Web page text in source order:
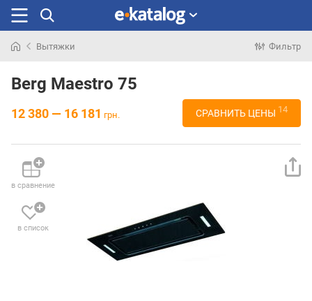
раньше
Вытяжки Фильтр
Berg Maestro 75
12 380 — 16 181 грн. СРАВНИТЬ ЦЕНЫ 14
в сравнение
в список